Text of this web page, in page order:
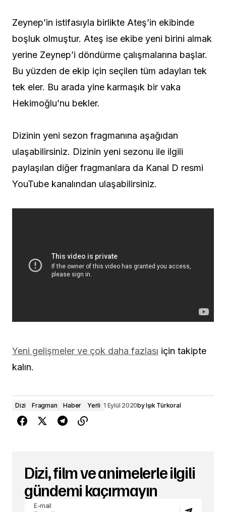
Zeynep’in istifasıyla birlikte Ateş’in ekibinde
boşluk olmuştur. Ateş ise ekibe yeni birini almak
yerine Zeynep’i döndürme çalışmalarına başlar.
Bu yüzden de ekip için seçilen tüm adayları tek
tek eler. Bu arada yine karmaşık bir vaka
Hekimoğlu’nu bekler.
Dizinin yeni sezon fragmanına aşağıdan
ulaşabilirsiniz. Dizinin yeni sezonu ile ilgili
paylaşılan diğer fragmanlara da Kanal D resmi
YouTube kanalından ulaşabilirsiniz.
Yeni gelişmeler ve çok daha fazlası için takipte
kalın.
Dizi Fragman Haber Yerli 1 Eylül 2020byIşık Türkoral
Dizi, film ve animelerle ilgili
gündemi kaçırmayın
E-mail